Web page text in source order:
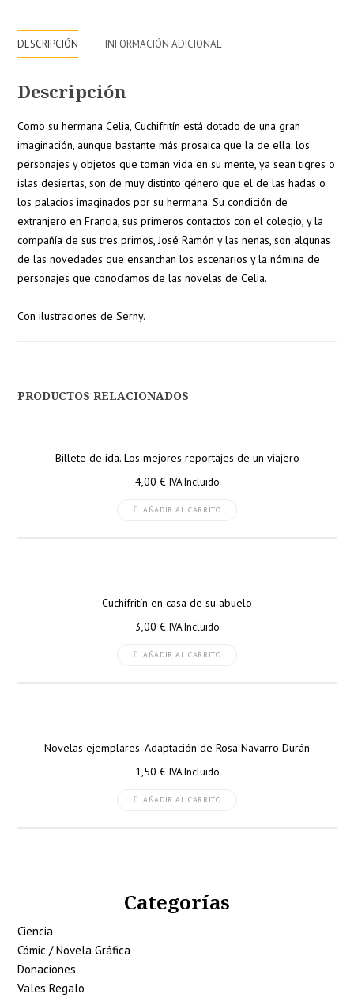
DESCRIPCIÓN INFORMACIÓN ADICIONAL
Descripción
Como su hermana Celia, Cuchifritín está dotado de una gran
imaginación, aunque bastante más prosaica que la de ella: los
personajes y objetos que toman vida en su mente, ya sean tigres o
islas desiertas, son de muy distinto género que el de las hadas o
los palacios imaginados por su hermana. Su condición de
extranjero en Francia, sus primeros contactos con el colegio, y la
compañía de sus tres primos, José Ramón y las nenas, son algunas
de las novedades que ensanchan los escenarios y la nómina de
personajes que conocíamos de las novelas de Celia.
Con ilustraciones de Serny.
PRODUCTOS RELACIONADOS
Billete de ida. Los mejores reportajes de un viajero
4,00 € IVA Incluido
AÑADIR AL CARRITO
Cuchifritín en casa de su abuelo
3,00 € IVA Incluido
AÑADIR AL CARRITO
Novelas ejemplares. Adaptación de Rosa Navarro Durán
1,50 € IVA Incluido
AÑADIR AL CARRITO
Categorías
Ciencia
Cómic / Novela Gráfica
Donaciones
Vales Regalo